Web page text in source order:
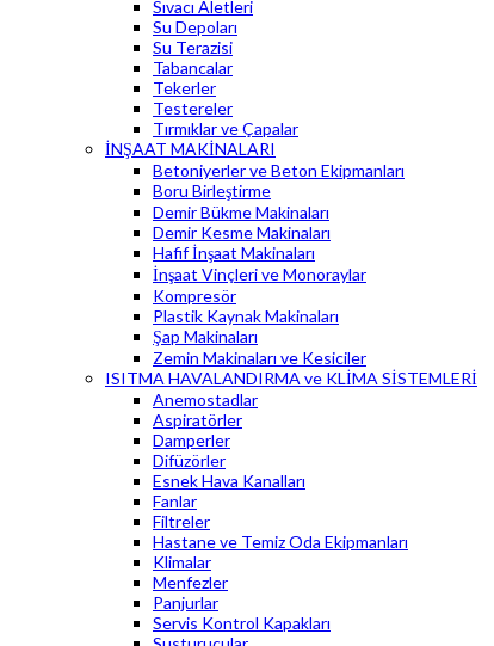
Sıvacı Aletleri
Su Depoları
Su Terazisi
Tabancalar
Tekerler
Testereler
Tırmıklar ve Çapalar
İNŞAAT MAKİNALARI
Betoniyerler ve Beton Ekipmanları
Boru Birleştirme
Demir Bükme Makinaları
Demir Kesme Makinaları
Hafif İnşaat Makinaları
İnşaat Vinçleri ve Monoraylar
Kompresör
Plastik Kaynak Makinaları
Şap Makinaları
Zemin Makinaları ve Kesiciler
ISITMA HAVALANDIRMA ve KLİMA SİSTEMLERİ
Anemostadlar
Aspiratörler
Damperler
Difüzörler
Esnek Hava Kanalları
Fanlar
Filtreler
Hastane ve Temiz Oda Ekipmanları
Klimalar
Menfezler
Panjurlar
Servis Kontrol Kapakları